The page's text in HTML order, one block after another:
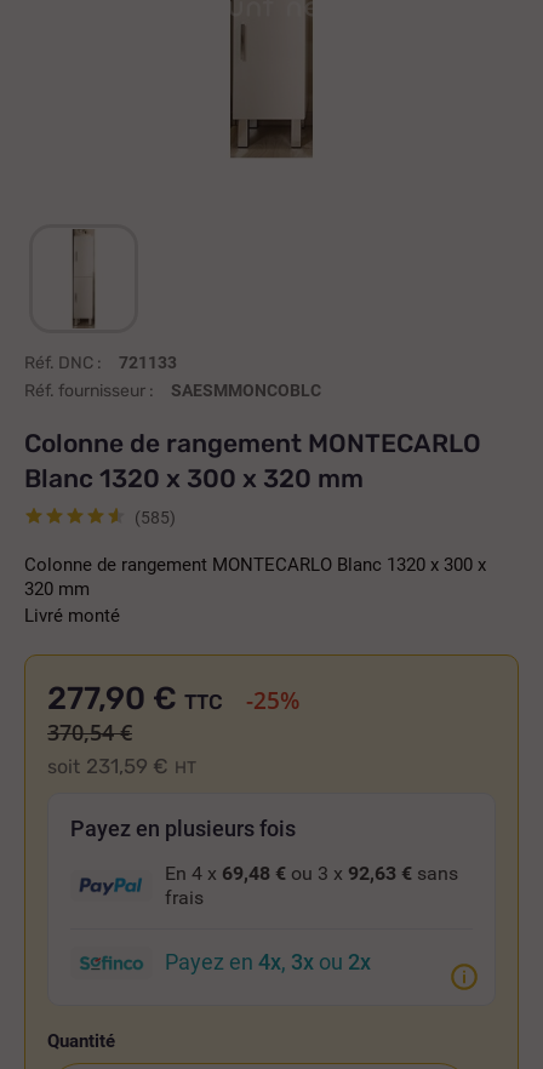
Réf. DNC : 721133
Réf. fournisseur : SAESMMONCOBLC
Colonne de rangement MONTECARLO
Blanc 1320 x 300 x 320 mm
(585)
Colonne de rangement MONTECARLO Blanc 1320 x 300 x
320 mm
Livré monté
277,90 €
soit 231,59 € HT
TTC -25%
370,54 €
Payez en plusieurs fois
En 4 x 69,48 € ou 3 x 92,63 € sans
frais
Payez en 4x, 3x ou 2x
Quantité